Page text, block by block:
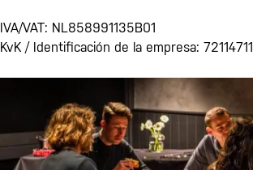
IVA/VAT: NL858991135B01
KvK / Identificación de la empresa: 72114711